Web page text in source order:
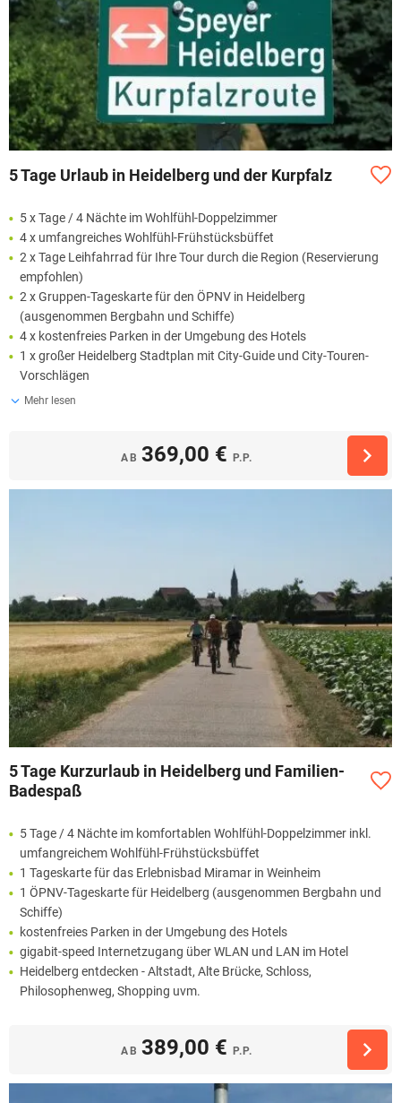
5 Tage Urlaub in Heidelberg und der Kurpfalz
5 x Tage / 4 Nächte im Wohlfühl-Doppelzimmer
4 x umfangreiches Wohlfühl-Frühstücksbüffet
2 x Tage Leihfahrrad für Ihre Tour durch die Region (Reservierung
empfohlen)
2 x Gruppen-Tageskarte für den ÖPNV in Heidelberg
(ausgenommen Bergbahn und Schiffe)
4 x kostenfreies Parken in der Umgebung des Hotels
1 x großer Heidelberg Stadtplan mit City-Guide und City-Touren-
Vorschlägen
Mehr lesen
AB 369,00 € P.P.
5 Tage Kurzurlaub in Heidelberg und Familien-
Badespaß
5 Tage / 4 Nächte im komfortablen Wohlfühl-Doppelzimmer inkl.
umfangreichem Wohlfühl-Frühstücksbüffet
1 Tageskarte für das Erlebnisbad Miramar in Weinheim
1 ÖPNV-Tageskarte für Heidelberg (ausgenommen Bergbahn und
Schiffe)
kostenfreies Parken in der Umgebung des Hotels
gigabit-speed Internetzugang über WLAN und LAN im Hotel
Heidelberg entdecken - Altstadt, Alte Brücke, Schloss,
Philosophenweg, Shopping uvm.
AB 389,00 € P.P.